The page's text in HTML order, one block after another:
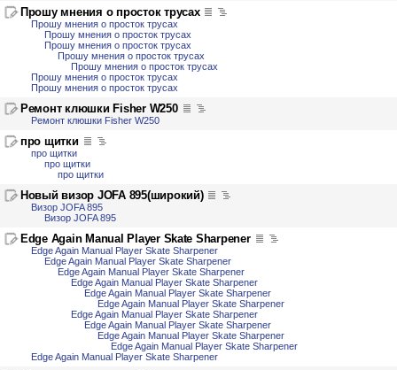
Прошу мнения о просток трусах
Прошу мнения о просток трусах
Прошу мнения о просток трусах
Прошу мнения о просток трусах
Прошу мнения о просток трусах
Прошу мнения о просток трусах
Прошу мнения о просток трусах
Прошу мнения о просток трусах
Ремонт клюшки Fisher W250
Ремонт клюшки Fisher W250
про щитки
про щитки
про щитки
про щитки
Новый визор JOFA 895(широкий)
Визор JOFA 895
Визор JOFA 895
Edge Again Manual Player Skate Sharpener
Edge Again Manual Player Skate Sharpener
Edge Again Manual Player Skate Sharpener
Edge Again Manual Player Skate Sharpener
Edge Again Manual Player Skate Sharpener
Edge Again Manual Player Skate Sharpener
Edge Again Manual Player Skate Sharpener
Edge Again Manual Player Skate Sharpener
Edge Again Manual Player Skate Sharpener
Edge Again Manual Player Skate Sharpener
Edge Again Manual Player Skate Sharpener
Edge Again Manual Player Skate Sharpener